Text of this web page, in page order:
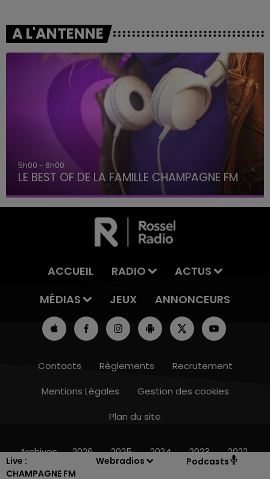
Live :
CHAMPAGNE FM
Webradios Podcasts
A L'ANTENNE
5h00 - 6h00
LE BEST OF DE LA FAMILLE CHAMPAGNE FM
ACCUEIL RADIO
ACTUS
MÉDIAS
JEUX ANNONCEURS
Contacts Règlements
Recrutement
Mentions Légales
Gestion des cookies
Plan du site
Archives 2026 2025 2024 2023 2022